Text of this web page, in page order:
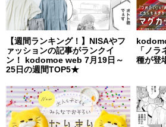
【週間ランキング！】NISAやフ
ァッションの記事がランクイ
ン！ kodomoe web 7月19日～
25日の週間TOP5★
「ノ
種が登